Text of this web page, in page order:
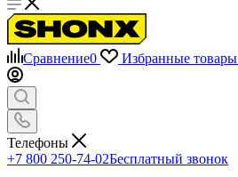
Сравнение0 Избранные товары
Телефоны
+7 800 250-74-02Бесплатный звонок